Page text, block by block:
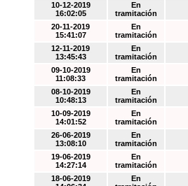
10-12-2019
16:02:05
En
tramitación
20-11-2019
15:41:07
En
tramitación
12-11-2019
13:45:43
En
tramitación
09-10-2019
11:08:33
En
tramitación
08-10-2019
10:48:13
En
tramitación
10-09-2019
14:01:52
En
tramitación
26-06-2019
13:08:10
En
tramitación
19-06-2019
14:27:14
En
tramitación
18-06-2019
En